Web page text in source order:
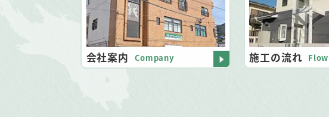
会社案内 Company 施工の流れ Flow